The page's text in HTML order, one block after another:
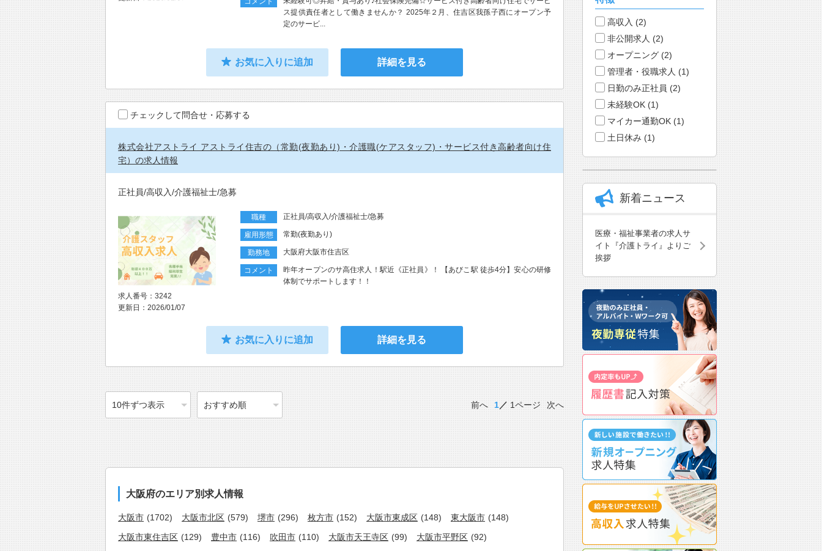
ス提供責任者として働きませんか？ 2025年２月、住吉区我孫子西にオープン予
定のサービ...
お気に入りに追加 詳細を見る
チェックして問合せ・応募する
株式会社アストライ アストライ住吉の（常勤(夜勤あり)・介護職(ケアスタッフ)・サービス付き高齢者向け住
宅）の求人情報
正社員/高収入/介護福祉士/急募
求人番号：3242
更新日：2026/01/07
職種 正社員/高収入/介護福祉士/急募
雇用形態 常勤(夜勤あり)
勤務地 大阪府大阪市住吉区
コメント
昨年オープンのサ高住求人！駅近《正社員》！ 【あびこ駅 徒歩4分】安心の研修
体制でサポートします！！
お気に入りに追加 詳細を見る
前へ 1 1ページ 次へ
大阪府のエリア別求人情報
大阪市 (1702) 大阪市北区 (579) 堺市 (296) 枚方市 (152) 大阪市東成区 (148) 東大阪市 (148)
大阪市東住吉区 (129) 豊中市 (116) 吹田市 (110) 大阪市天王寺区 (99) 大阪市平野区 (92)
高収入 (2)
非公開求人 (2)
オープニング (2)
管理者・役職求人 (1)
日勤のみ正社員 (2)
未経験OK (1)
マイカー通勤OK (1)
土日休み (1)
新着ニュース
医療・福祉事業者の求人サ
イト『介護トライ』よりご
挨拶